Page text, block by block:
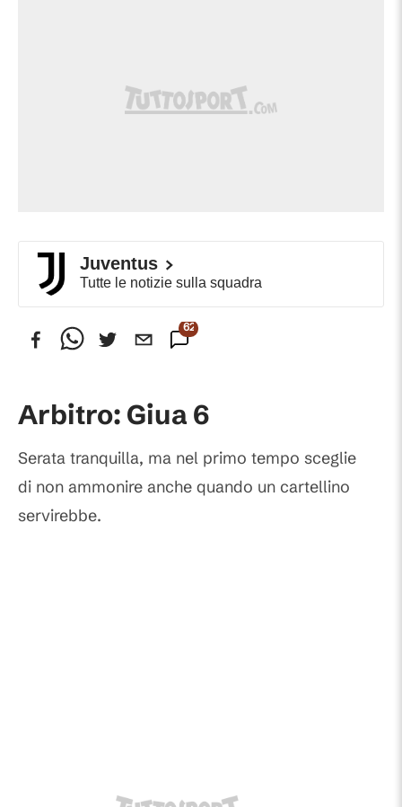
Juventus
Tutte le notizie sulla squadra
625
Arbitro: Giua 6
Serata tranquilla, ma nel primo tempo sceglie
di non ammonire anche quando un cartellino
servirebbe.